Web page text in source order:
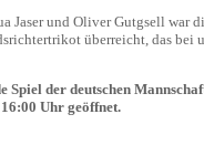
Jaser und Oliver Gutgsell
überreicht, das
der deutschen
Uhr geöffnet.